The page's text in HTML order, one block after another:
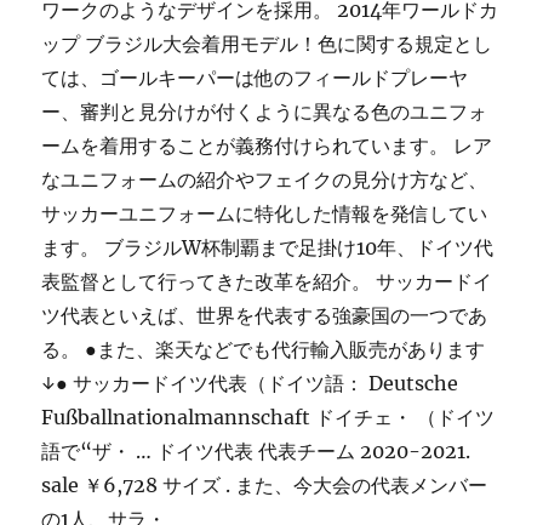
ワークのようなデザインを採用。 2014年ワールドカ
ップ ブラジル大会着用モデル！色に関する規定とし
ては、ゴールキーパーは他のフィールドプレーヤ
ー、審判と見分けが付くように異なる色のユニフォ
ームを着用することが義務付けられています。 レア
なユニフォームの紹介やフェイクの見分け方など、
サッカーユニフォームに特化した情報を発信してい
ます。 ブラジルW杯制覇まで足掛け10年、ドイツ代
表監督として行ってきた改革を紹介。 サッカードイ
ツ代表といえば、世界を代表する強豪国の一つであ
る。 ●また、楽天などでも代行輸入販売があります
↓● サッカードイツ代表（ドイツ語： Deutsche
Fußballnationalmannschaft ドイチェ・ （ドイツ
語で“ザ・ … ドイツ代表 代表チーム 2020-2021.
sale ￥6,728 サイズ . また、今大会の代表メンバー
の1人、サラ・